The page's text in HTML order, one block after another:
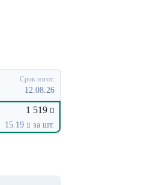
Срок изгот.
12.08.26
1 519
15.19 за шт.